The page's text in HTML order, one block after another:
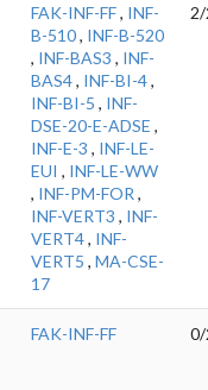
FAK-INF-FF, INF-
B-510, INF-B-520
, INF-BAS3 , INF-
BAS4, INF-BI-4,
INF-BI-5 , INF-
DSE-20-E-ADSE ,
INF-E-3 , INF-LE-
EUI , INF-LE-WW
, INF-PM-FOR ,
INF-VERT3 , INF-
VERT4, INF-
VERT5 , MA-CSE-
17
FAK-INF-FF